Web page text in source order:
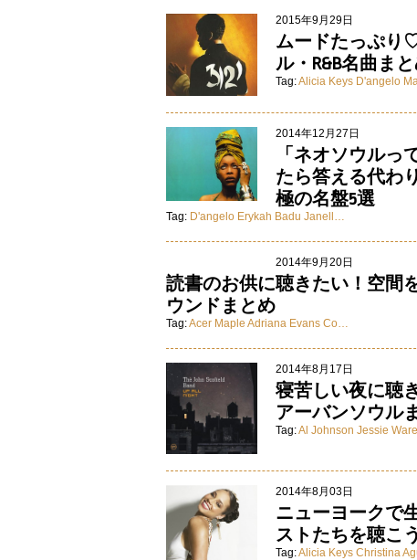
2015年9月29日
ムードたっぷり
ル・R&B名曲ま
Tag:Alicia Keys D'angelo
2014年12月27日
「ネオソウルっ
たら答える代わ
極の名盤5選
Tag: D'angelo Erykah Badu Janell…
2014年9月20日
読書のお供に聴きたい！空間
ウンドまとめ
Tag:Acer Maple Adriana Evans Co…
2014年8月17日
寝苦しい夜に聴
アーバンソウル
Tag:Al Johnson Jessie Ware
2014年8月03日
ニューヨークで
ストたちを聴こう
Tag:Alicia Keys Christina